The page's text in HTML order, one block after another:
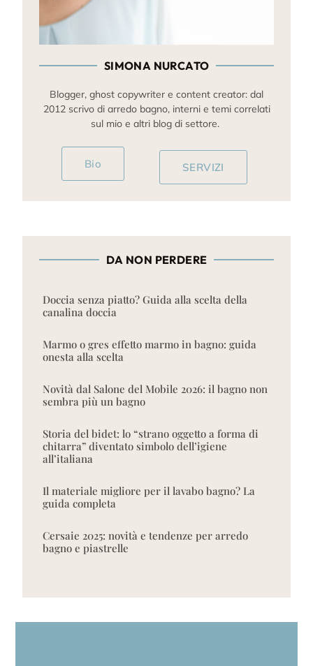
SIMONA NURCATO
Blogger, ghost copywriter e content creator: dal
2012 scrivo di arredo bagno, interni e temi correlati
sul mio e altri blog di settore.
Bio SERVIZI
DA NON PERDERE
Doccia senza piatto? Guida alla scelta della
canalina doccia
Marmo o gres effetto marmo in bagno: guida
onesta alla scelta
Novità dal Salone del Mobile 2026: il bagno non
sembra più un bagno
Storia del bidet: lo “strano oggetto a forma di
chitarra” diventato simbolo dell’igiene
all’italiana
Il materiale migliore per il lavabo bagno? La
guida completa
Cersaie 2025: novità e tendenze per arredo
bagno e piastrelle